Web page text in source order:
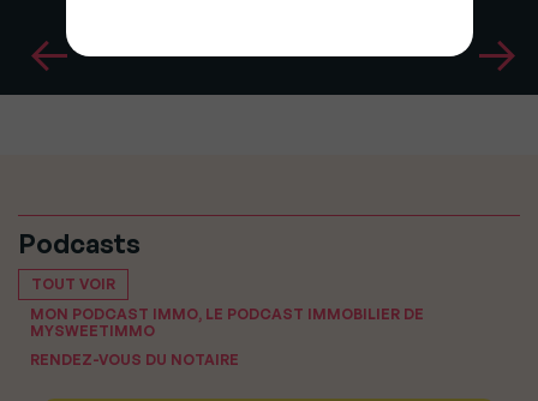
Podcasts
TOUT VOIR
MON PODCAST IMMO, LE PODCAST IMMOBILIER DE
MYSWEETIMMO
RENDEZ-VOUS DU NOTAIRE